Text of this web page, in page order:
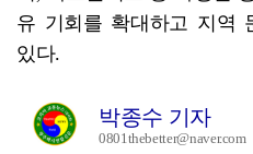
유 기회를 확대하고 지역
있다.
박종수 기자
0801thebetter@naver.com